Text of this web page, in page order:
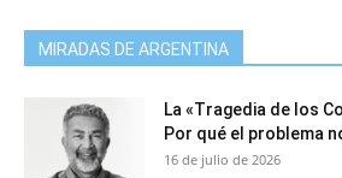
MIRADAS DE ARGENTINA
La «Tragedia de los
Por qué el problema
16 de julio de 2026